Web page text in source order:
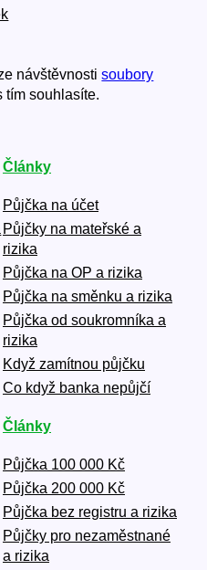
návštěvnostisoubory
tím souhlasíte.
Články
Půjčka na účet
Půjčky na mateřské a
rizika
Půjčka na OP a rizika
Půjčka na směnku a rizika
Půjčka od soukromníka a
rizika
Když zamítnou půjčku
Co když banka nepůjčí
Články
Půjčka 100 000 Kč
Půjčka 200 000 Kč
Půjčka bez registru a rizika
Půjčky pro nezaměstnané
a rizika